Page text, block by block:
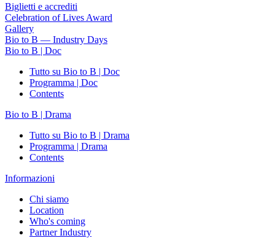
Biglietti e accrediti
Celebration of Lives Award
Gallery
Bio to B — Industry Days
Bio to B | Doc
Tutto su Bio to B | Doc
Programma | Doc
Contents
Bio to B | Drama
Tutto su Bio to B | Drama
Programma | Drama
Contents
Informazioni
Chi siamo
Location
Who's coming
Partner Industry